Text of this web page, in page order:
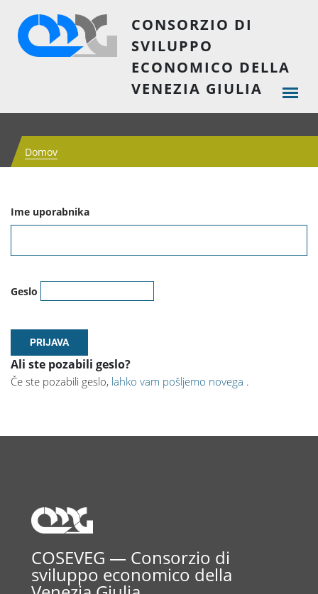
CONSORZIO DI
SVILUPPO
ECONOMICO DELLA
VENEZIA GIULIA
Domov
Ime uporabnika
Geslo
Ali ste pozabili geslo?
Če ste pozabili geslo, lahko vam pošljemo novega .
COSEVEG — Consorzio di
sviluppo economico della